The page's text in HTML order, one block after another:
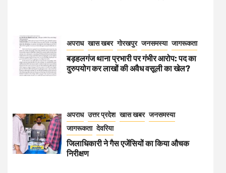
अपराध खास खबर गोरखपुर जनसमस्या जागरूकता
बड़हलगंज थाना प्रभारी पर गंभीर आरोप: पद का
दुरुपयोग कर लाखों की अवैध वसूली का खेल?
अपराध उत्तर प्रदेश खास खबर जनसमस्या
जागरूकता देवरिया
जिलाधिकारी ने गैस एजेंसियों का किया औचक
निरीक्षण